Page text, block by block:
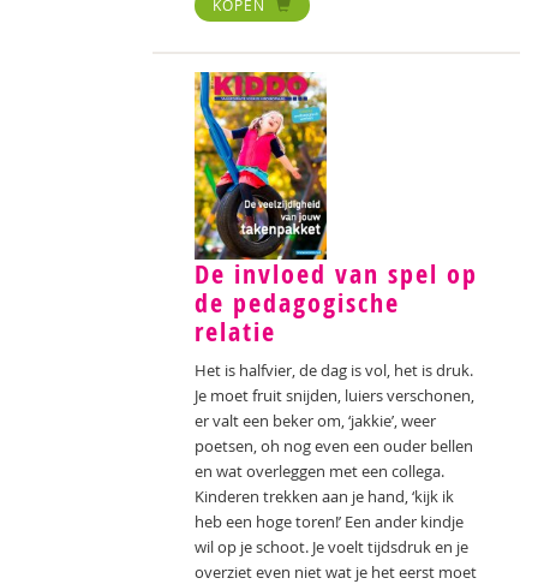
KOPEN
De invloed van spel op
de pedagogische
relatie
Het is halfvier, de dag is vol, het is druk.
Je moet fruit snijden, luiers verschonen,
er valt een beker om, ‘jakkie’, weer
poetsen, oh nog even een ouder bellen
en wat overleggen met een collega.
Kinderen trekken aan je hand, ‘kijk ik
heb een hoge toren!’ Een ander kindje
wil op je schoot. Je voelt tijdsdruk en je
overziet even niet wat je het eerst moet